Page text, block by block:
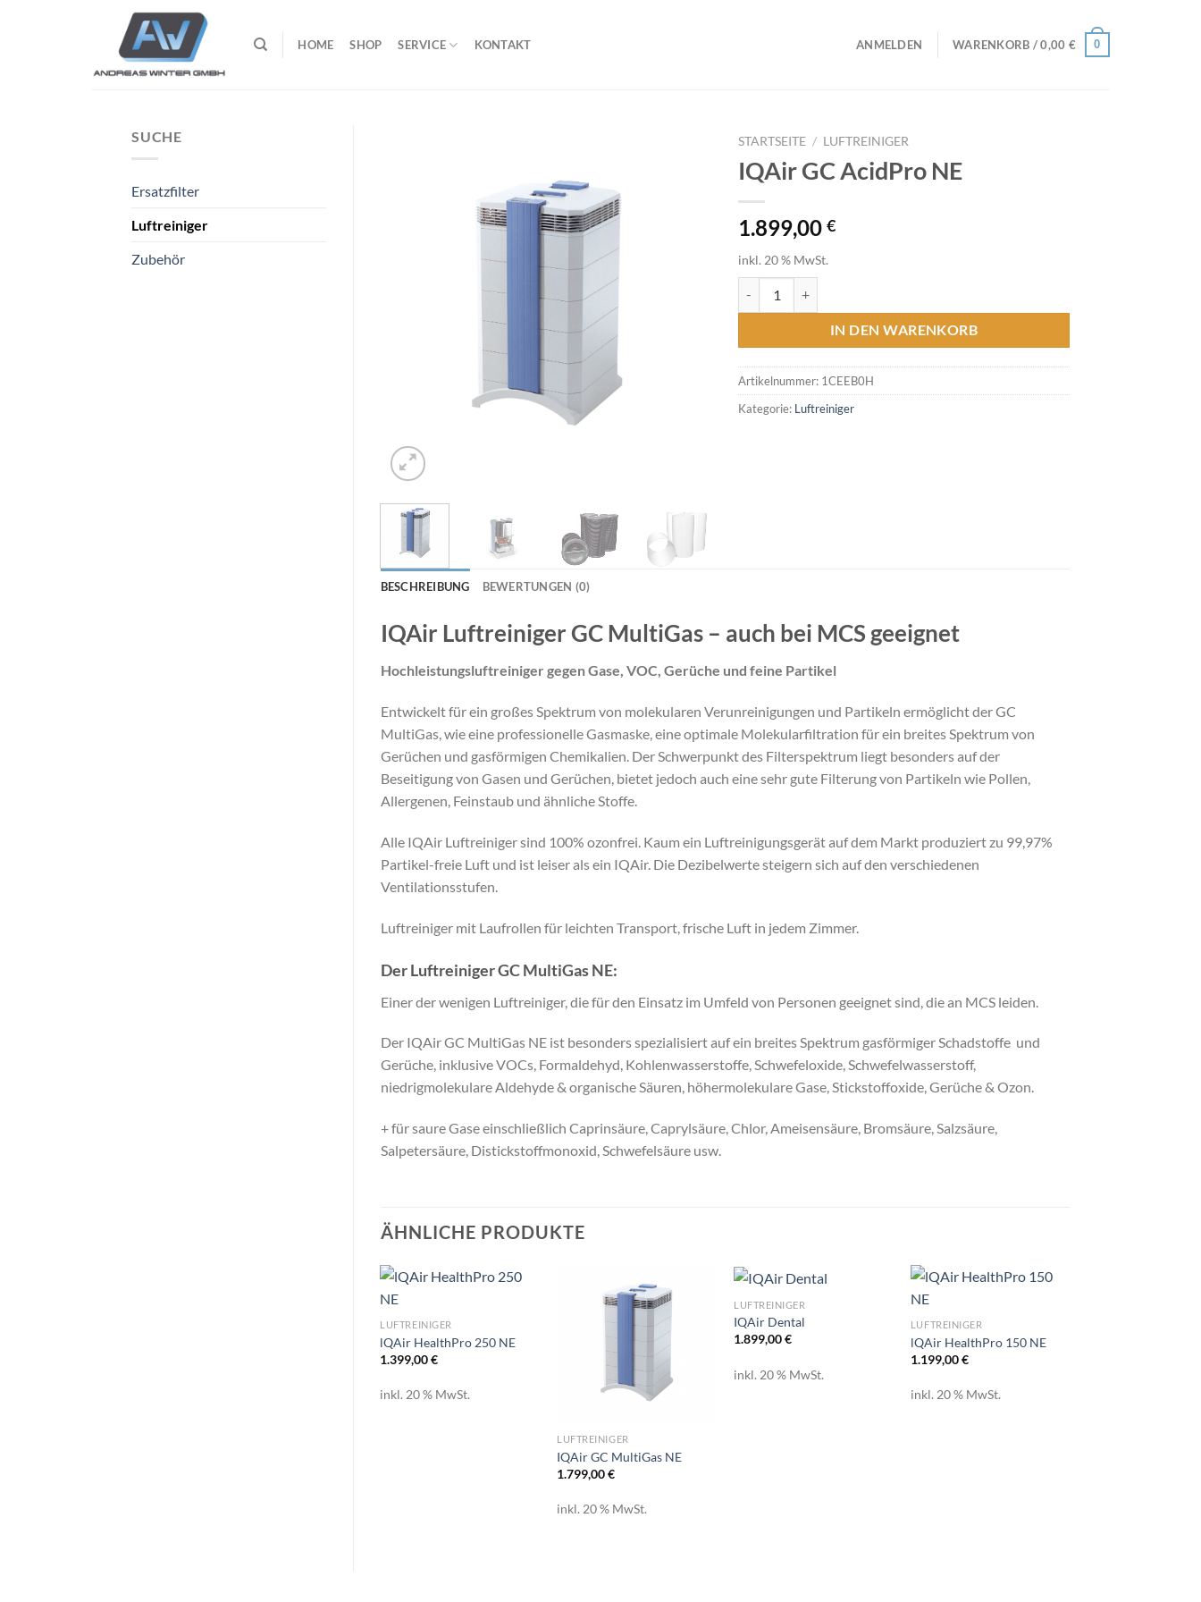
springen
HOME SHOP SERVICE KONTAKT ANMELDEN WARENKORB /0,00 € 0
SUCHE
Ersatzfilter
Luftreiniger
Zubehör
STARTSEITE / LUFTREINIGER
IQAir GC AcidPro NE
1.899,00€
inkl. 20 % MwSt.
IN DEN WARENKORB
Artikelnummer: 1CEEB0H
Kategorie: Luftreiniger
BESCHREIBUNG BEWERTUNGEN (0)
IQAir Luftreiniger GC MultiGas – auch bei MCS geeignet
Hochleistungsluftreiniger gegen Gase, VOC, Gerüche und feine Partikel
Entwickelt für ein großes Spektrum von molekularen Verunreinigungen und Partikeln ermöglicht der GC
MultiGas, wie eine professionelle Gasmaske, eine optimale Molekularfiltration für ein breites Spektrum von
Gerüchen und gasförmigen Chemikalien. Der Schwerpunkt des Filterspektrum liegt besonders auf der
Beseitigung von Gasen und Gerüchen, bietet jedoch auch eine sehr gute Filterung von Partikeln wie Pollen,
Allergenen, Feinstaub und ähnliche Stoffe.
Alle IQAir Luftreiniger sind 100% ozonfrei. Kaum ein Luftreinigungsgerät auf dem Markt produziert zu 99,97%
Partikel-freie Luft und ist leiser als ein IQAir. Die Dezibelwerte steigern sich auf den verschiedenen
Ventilationsstufen.
Luftreiniger mit Laufrollen für leichten Transport, frische Luft in jedem Zimmer.
Der Luftreiniger GC MultiGas NE:
Einer der wenigen Luftreiniger, die für den Einsatz im Umfeld von Personen geeignet sind, die an MCS leiden.
Der IQAir GC MultiGas NE ist besonders spezialisiert auf ein breites Spektrum gasförmiger Schadstoffe und
Gerüche, inklusive VOCs, Formaldehyd, Kohlenwasserstoffe, Schwefeloxide, Schwefelwasserstoff,
niedrigmolekulare Aldehyde & organische Säuren, höhermolekulare Gase, Stickstoffoxide, Gerüche & Ozon.
+fürsaureGaseeinschließlich Caprinsäure,Caprylsäure,Chlor,Ameisensäure, Bromsäure,Salzsäure,
Salpetersäure, Distickstoffmonoxid,Schwefelsäureusw.
ÄHNLICHE PRODUKTE
LUFTREINIGER
lQAir HealthPro 250 NE
1.399,00€
inkl. 20 % MwSt.
LUFTREINIGER
IQAir GC MultiGas NE
1.799,00€
inkl. 20 % MwSt.
LUFTREINIGER
IQAir Dental
1.899,00€
inkl. 20 % MwSt.
LUFTREINIGER
lQAir HealthPro 150 NE
1.199,00€
inkl. 20 % MwSt.